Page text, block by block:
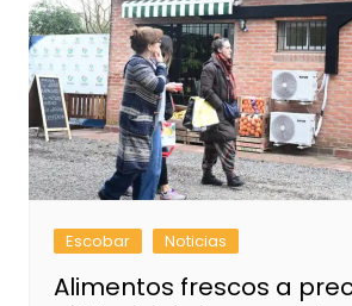
Escobar Noticias
Alimentos frescos a